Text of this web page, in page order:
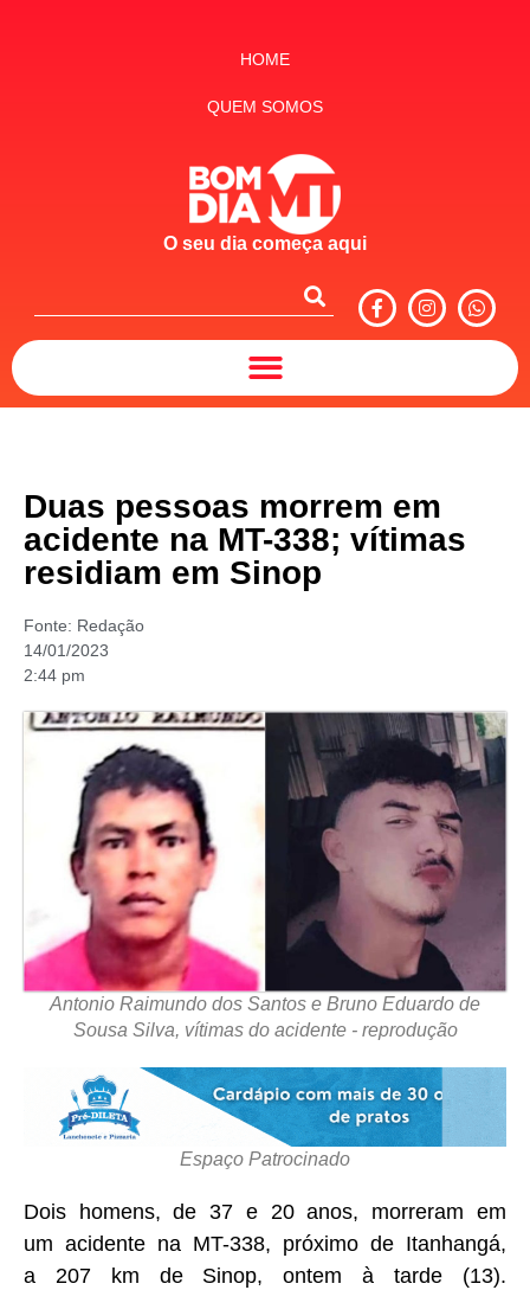
HOME
QUEM SOMOS
O seu dia começa aqui
Duas pessoas morrem em
acidente na MT-338; vítimas
residiam em Sinop
Fonte: Redação
14/01/2023
2:44 pm
Antonio Raimundo dos Santos e Bruno Eduardo de
Sousa Silva, vítimas do acidente - reprodução
Espaço Patrocinado
Dois homens, de 37 e 20 anos, morreram em
um acidente na MT-338, próximo de Itanhangá,
a 207 km de Sinop, ontem à tarde (13).